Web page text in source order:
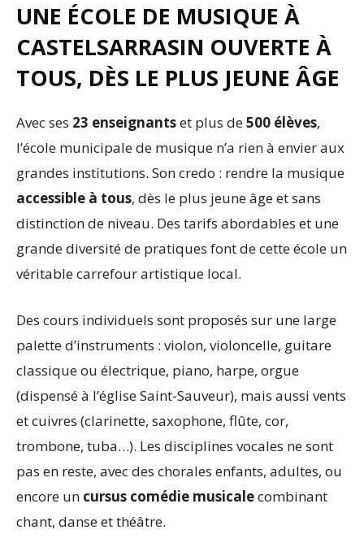
UNE ÉCOLE DE MUSIQUE À
CASTELSARRASIN OUVERTE À
TOUS, DÈS LE PLUS JEUNE ÂGE
Avec ses 23 enseignantset plus de500 élèves,
l’école municipale de musique n’a rien à envier aux
grandes institutions. Son credo : rendre la musique
accessible à tous, dès le plus jeune âge et sans
distinction de niveau. Des tarifs abordables et une
grande diversité de pratiques font de cette école un
véritable carrefour artistique local.
Des cours individuels sont proposés sur une large
palette d’instruments : violon, violoncelle, guitare
classique ou électrique, piano, harpe, orgue
(dispensé à l’église Saint-Sauveur), mais aussi vents
et cuivres (clarinette, saxophone, flûte, cor,
trombone, tuba…). Les disciplines vocales ne sont
pas en reste, avec des chorales enfants, adultes, ou
encore un cursus comédie musicalecombinant
chant, danse et théâtre.